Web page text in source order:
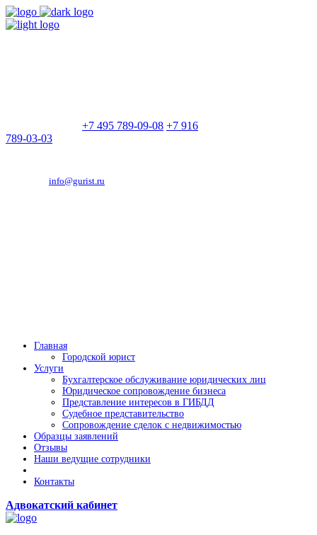
+7 495 789-09-08 +7 916
789-03-03
info@gurist.ru
Главная
Городской юрист
Услуги
Бухгалтерское обслуживание юридических лиц
Юридическое сопровождение бизнеса
Представление интересов в ГИБДД
Судебное представительство
Сопровождение сделок с недвижимостью
Образцы заявлений
Отзывы
Наши ведущие сотрудники
Контакты
Адвокатский кабинет